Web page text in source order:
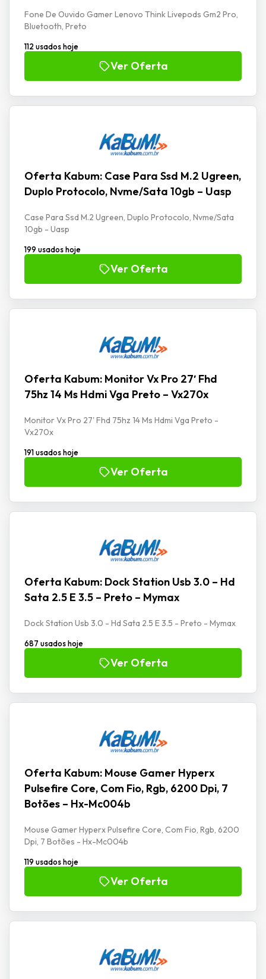
Fone De Ouvido Gamer Lenovo Think Livepods Gm2 Pro,
Bluetooth, Preto
112 usados hoje
Ver Oferta
Oferta Kabum: Case Para Ssd M.2 Ugreen,
Duplo Protocolo, Nvme/Sata 10gb – Uasp
Case Para Ssd M.2 Ugreen, Duplo Protocolo, Nvme/Sata
10gb - Uasp
199 usados hoje
Ver Oferta
Oferta Kabum: Monitor Vx Pro 27′ Fhd
75hz 14 Ms Hdmi Vga Preto – Vx270x
Monitor Vx Pro 27' Fhd 75hz 14 Ms Hdmi Vga Preto -
Vx270x
191 usados hoje
Ver Oferta
Oferta Kabum: Dock Station Usb 3.0 – Hd
Sata 2.5 E 3.5 – Preto – Mymax
Dock Station Usb 3.0 - Hd Sata 2.5 E 3.5 - Preto - Mymax
687 usados hoje
Ver Oferta
Oferta Kabum: Mouse Gamer Hyperx
Pulsefire Core, Com Fio, Rgb, 6200 Dpi, 7
Botões – Hx-Mc004b
Mouse Gamer Hyperx Pulsefire Core, Com Fio, Rgb, 6200
Dpi, 7 Botões - Hx-Mc004b
119 usados hoje
Ver Oferta